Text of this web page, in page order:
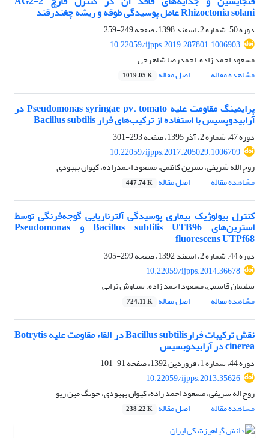
دوره 50، شماره 2، اسفند 1398، صفحه
249-259
10.22059/ijpps.2019.287801.1006903
مسعود احمد زاده، احمدرضا شاهرخی
مشاهده مقاله
اصل مقاله 1019.05 K
پرایمینگ مقاومت علیه Pseudomonas syringae pv. tomato در
آرابیدوپسیس با استفاده از ترکیب‌های فرار Bacillus subtilis
دوره 47، شماره 2، آذر 1395، صفحه
293-301
10.22059/ijpps.2017.205029.1006709
روح الله شریفی، نسرین کاظمی، مسعود احمدزاده، کیوان بهبودی
مشاهده مقاله
اصل مقاله 447.74 K
کنترل بیولوژیک بیماری‌ پوسیدگی آلترناریایی گوجه‌فرنگی توسط
استرین‌های Bacillus subtilis UTB96 و Pseudomonas
fluorescens UTPf68
دوره 44، شماره 2، اسفند 1392، صفحه
299-305
10.22059/ijpps.2014.36678
سلیمان قاسمی، مسعود احمد زاده، سیاوش ترابی
مشاهده مقاله
اصل مقاله 724.11 K
نقش ترکیبات فرارBacillus subtilis در القاء مقاومت علیه Botrytis
cinerea در آرابیدوبسیس
دوره 44، شماره 1، فروردین 1392، صفحه
91-101
10.22059/ijpps.2013.35626
روح اله شریفی، مسعود احمد زاده، کیوان بهبودی، چونگ مین ریو
مشاهده مقاله
اصل مقاله 238.22 K